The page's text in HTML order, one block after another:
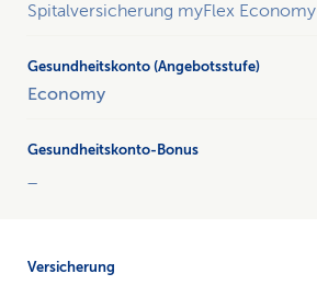
Spitalversicherung myFlex Economy
Economy